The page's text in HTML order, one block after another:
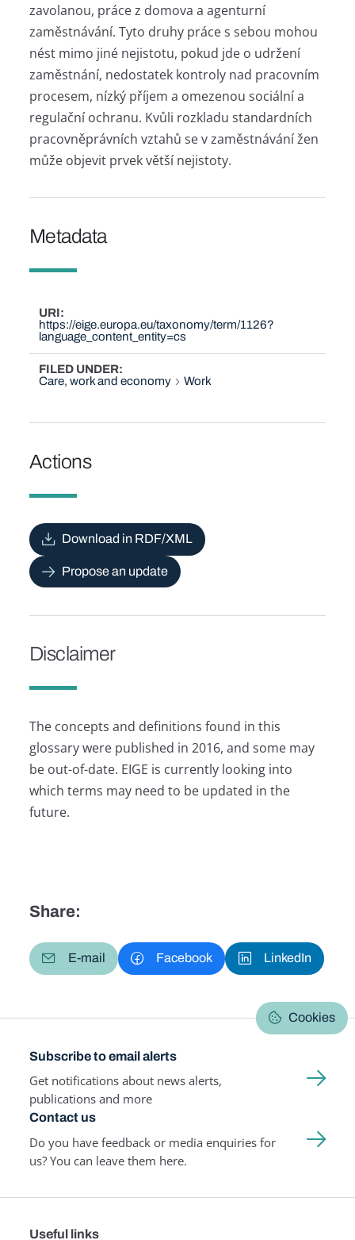
zavolanou, práce z domova a agenturní
zaměstnávání. Tyto druhy práce s sebou mohou
nést mimo jiné nejistotu, pokud jde o udržení
zaměstnání, nedostatek kontroly nad pracovním
procesem, nízký příjem a omezenou sociální a
regulační ochranu. Kvůli rozkladu standardních
pracovněprávních vztahů se v zaměstnávání žen
může objevit prvek větší nejistoty.
Metadata
URI
https://eige.europa.eu/taxonomy/term/1126?
language_content_entity=cs
FILED UNDER
Care, work and economy
Work
Actions
Download in RDF/XML
Propose an update
Disclaimer
The concepts and definitions found in this
glossary were published in 2016, and some may
be out-of-date. EIGE is currently looking into
which terms may need to be updated in the
future.
Share:
E-mail Facebook LinkedIn
Cookies
Subscribe to email alerts
Get notifications about news alerts,
publications and more
Contact us
Do you have feedback or media enquiries for
us? You can leave them here.
Useful links